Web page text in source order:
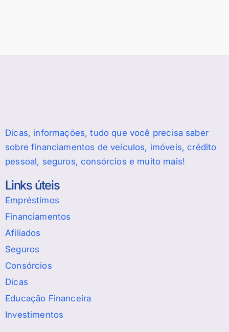
Dicas, informações, tudo que você precisa saber
sobre financiamentos de veículos, imóveis, crédito
pessoal, seguros, consórcios e muito mais!
Links úteis
Empréstimos
Financiamentos
Afiliados
Seguros
Consórcios
Dicas
Educação Financeira
Investimentos